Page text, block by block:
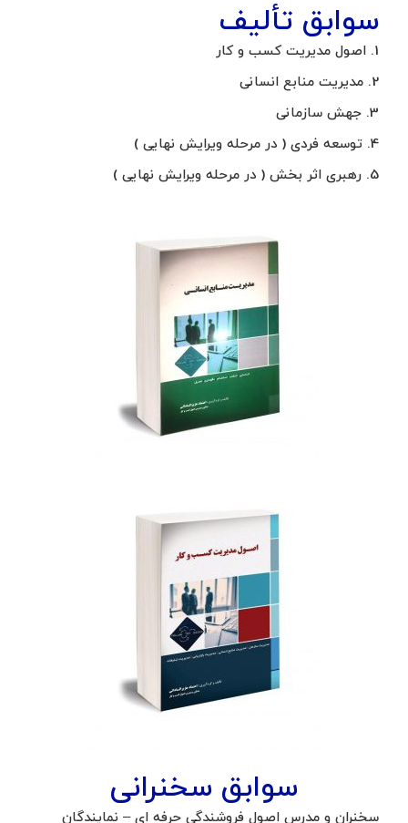
سوابق تألیف
1. اصول مدیریت کسب و کار
2. مدیریت منابع انسانی
3. جهش سازمانی
4. توسعه فردی ( در مرحله ویرایش نهایی )
5. رهبری اثر بخش ( در مرحله ویرایش نهایی )
سوابق سخنرانی
سخنران و مدرس اصول فروشندگی حرفه ای – نمایندگان